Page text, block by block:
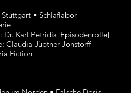
Stuttgart • Schlaflabor
Dr. Karl Petridis [Episodenrolle]
Claudia Jüptner-Jonstorff
Fiction